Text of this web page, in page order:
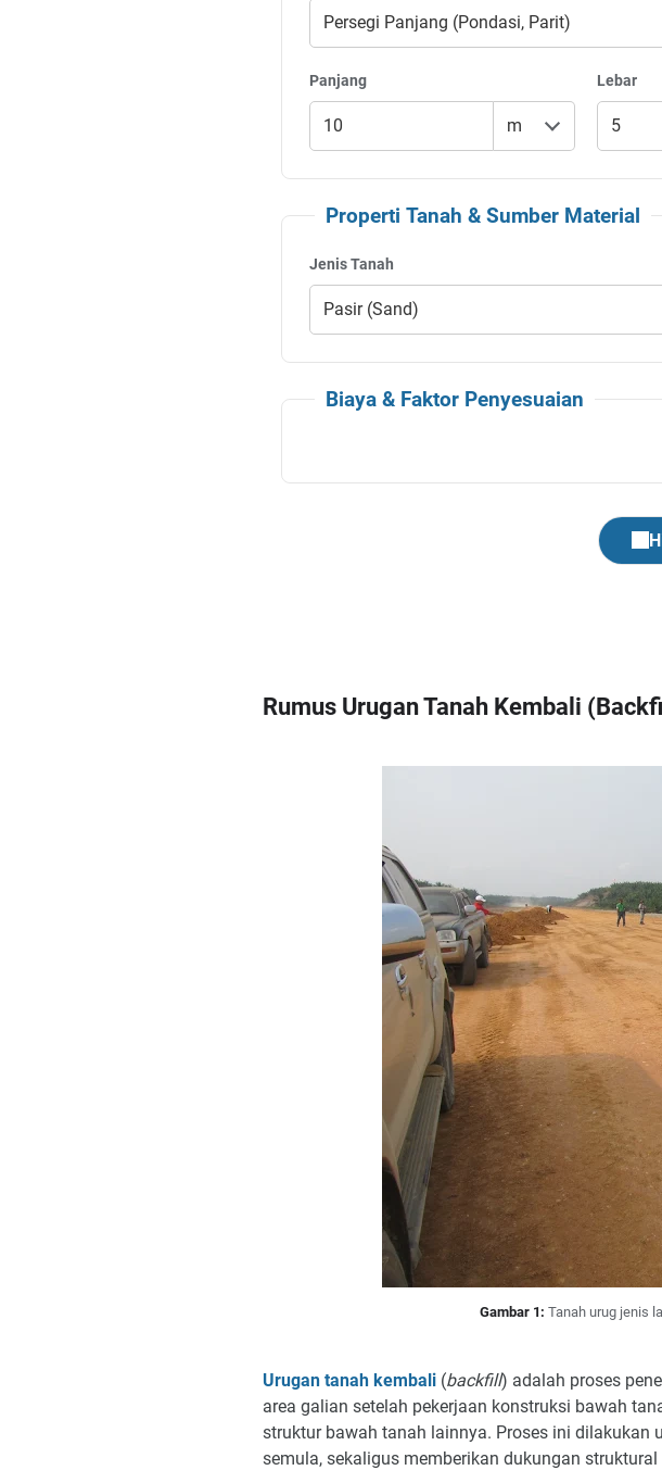
Panjang Lebar
Properti Tanah & Sumber Material
Jenis Tanah
Biaya & Faktor Penyesuaian
Rumus Urugan Tanah Kembali
Gambar 1: Tanah urug jenis
Urugan tanah kembali (backfill) adalah proses
area galian setelah pekerjaan konstruksi bawah
struktur bawah tanah lainnya. Proses ini dilakukan
semula, sekaligus memberikan dukungan